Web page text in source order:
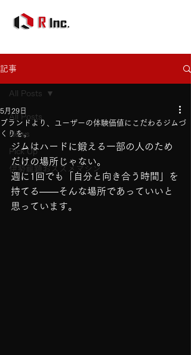
記事
All Posts
News
Pick Up
伊勢龍顕おススメマシン
All Posts
ブランドより、ユーザーの体験価値にこだわるジムづ
くりを。
5月29日
ジムはハードに鍛える一部の人のため
だけの場所じゃない。
週に1回でも「自分と向き合う時間」を
持てる——そんな場所であっていいと
思っています。